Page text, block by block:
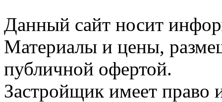
Данный сайт носит
Материалы и цены,
публичной офертой.
Застройщик имеет право